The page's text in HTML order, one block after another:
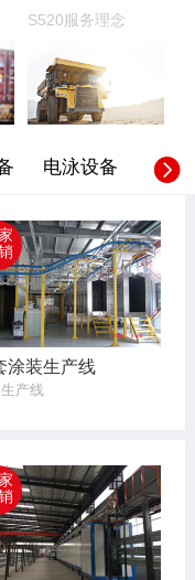
S520服务理念
电泳设备 喷淋
涂装生产线
产线